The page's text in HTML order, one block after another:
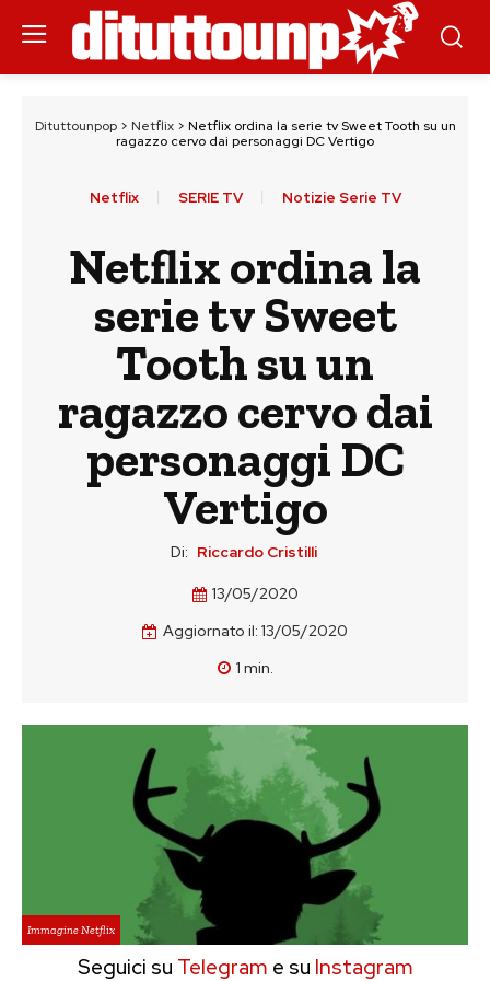
Dituttounpop> Netflix> Netflix ordina la serie tv Sweet Tooth su un
ragazzo cervo dai personaggi DC Vertigo
Netflix SERIE TV Notizie Serie TV
Netflix ordina la
serie tv Sweet
Tooth su un
ragazzo cervo dai
personaggi DC
Vertigo
Di: Riccardo Cristilli
13/05/2020
Aggiornato il: 13/05/2020
1 min.
Immagine Netflix
Seguici su Telegram e su Instagram